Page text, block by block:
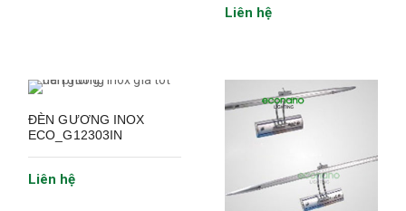
Liên hệ
ĐÈN GƯƠNG INOX
ECO_G12303IN
Liên hệ